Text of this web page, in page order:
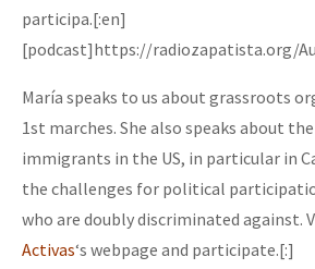
participa.[:en]
[podcast]https://radiozapatista.org/
María speaks to us about grassroots
1st marches. She also speaks about
immigrants in the US, in particular in
the challenges for political
who are doubly discriminated against.
Activas‘s webpage and participate.[:]